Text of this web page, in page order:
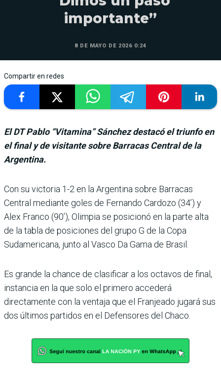
importante”
8 DE MAYO DE 2026 0:24
Compartir en redes
El DT Pablo “Vitamina” Sánchez destacó el triunfo en
el final y de visitante sobre Barracas Central de la
Argentina.
Con su victoria 1-2 en la Argentina sobre Barracas
Central mediante goles de Fernando Cardozo (34’) y
Alex Franco (90’), Olimpia se posicionó en la parte alta
de la tabla de posiciones del grupo G de la Copa
Sudamericana, junto al Vasco Da Gama de Brasil.
Es grande la chance de clasifi­car a los octavos de final,
ins­tancia en la que solo el primero accederá
directamente con la ventaja que el Franjeado jugará sus
dos últimos partidos en el Defensores del Chaco.